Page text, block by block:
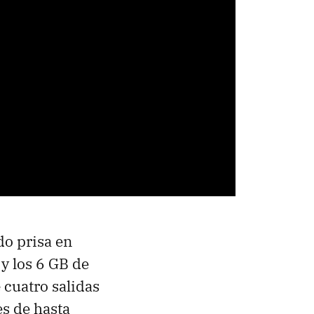
prisa en
los 6 GB de
salidas
de hasta